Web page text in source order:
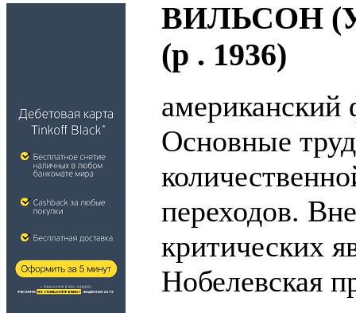
ВИЛЬСОН
(р . 1936)
американский
Основные
переходов.
критических
Нобелевская